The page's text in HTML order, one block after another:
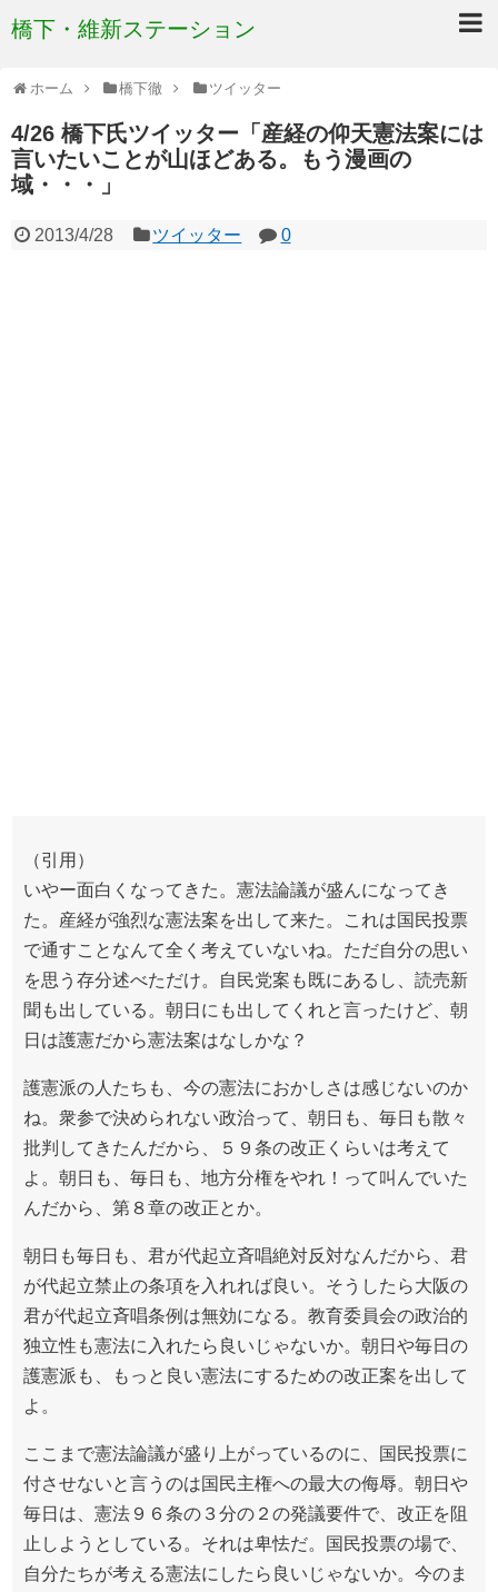
橋下・維新ステーション
ホーム 橋下徹 ツイッター
4/26 橋下氏ツイッター「産経の仰天憲法案には
言いたいことが山ほどある。もう漫画の
域・・・」
2013/4/28 ツイッター 0
（引用）
いやー面白くなってきた。憲法論議が盛んになってき
た。産経が強烈な憲法案を出して来た。これは国民投票
で通すことなんて全く考えていないね。ただ自分の思い
を思う存分述べただけ。自民党案も既にあるし、読売新
聞も出している。朝日にも出してくれと言ったけど、朝
日は護憲だから憲法案はなしかな？
護憲派の人たちも、今の憲法におかしさは感じないのか
ね。衆参で決められない政治って、朝日も、毎日も散々
批判してきたんだから、５９条の改正くらいは考えて
よ。朝日も、毎日も、地方分権をやれ！って叫んでいた
んだから、第８章の改正とか。
朝日も毎日も、君が代起立斉唱絶対反対なんだから、君
が代起立禁止の条項を入れれば良い。そうしたら大阪の
君が代起立斉唱条例は無効になる。教育委員会の政治的
独立性も憲法に入れたら良いじゃないか。朝日や毎日の
護憲派も、もっと良い憲法にするための改正案を出して
よ。
ここまで憲法論議が盛り上がっているのに、国民投票に
付させないと言うのは国民主権への最大の侮辱。朝日や
毎日は、憲法９６条の３分の２の発議要件で、改正を阻
止しようとしている。それは卑怯だ。国民投票の場で、
自分たちが考える憲法にしたら良いじゃないか。今のま